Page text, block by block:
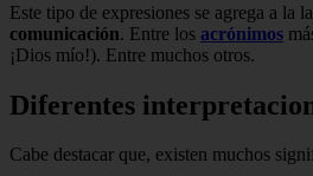
Este tipo de expresiones se agrega a la
comunicación. Entre los acrónimos
¡Dios mío!). Entre muchos otros.
Diferentes
Cabe destacar que, existen muchos